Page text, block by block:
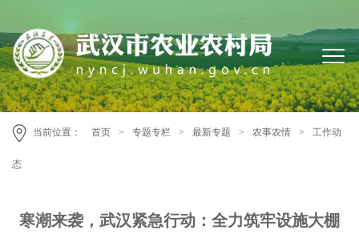
当前位置： 首页 > 专题专栏 > 最新专题 > 农事农情 > 工作动
态
寒潮来袭，武汉紧急行动：全力筑牢设施大棚